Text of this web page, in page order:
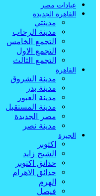
عيادات مصر
القاهرة الجديدة
مدينتي
مدينة الرحاب
التجمع الخامس
التجمع الاول
التجمع الثالث
القاهرة
مدينة الشروق
مدينة بدر
مدينة العبور
مدينة المستقبل
مصر الجديدة
مدينة نصر
الجيزة
اكتوبر
الشيخ زايد
حدائق اكتوبر
حدائق الاهرام
الهرم
فيصل